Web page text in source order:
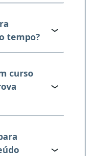
tempo?
curso